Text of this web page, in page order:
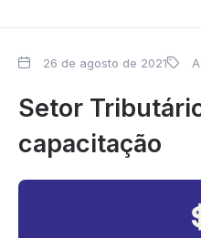
26 de agosto de 2021
Setor
capacitação